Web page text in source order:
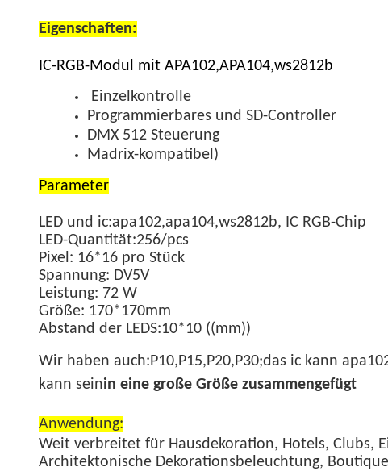
Eigenschaften:
IC-RGB-Modul mit APA102,APA104,ws2812b
Einzelkontrolle
Programmierbares und SD-Controller
DMX 512 Steuerung
Madrix-kompatibel)
Parameter
LED und ic:apa102,apa104,ws2812b, IC RGB-Chip
LED-Quantität:256/pcs
Pixel: 16*16 pro Stück
Spannung: DV5V
Leistung: 72 W
Größe: 170*170mm
Abstand der LEDS:10*10 ((mm))
Wir haben auch:P10,P15,P20,P30;das ic kann
kann seinin eine große Größe zusammengefügt
Anwendung:
Weit verbreitet für Hausdekoration, Hotels, Clubs,
Architektonische Dekorationsbeleuchtung,